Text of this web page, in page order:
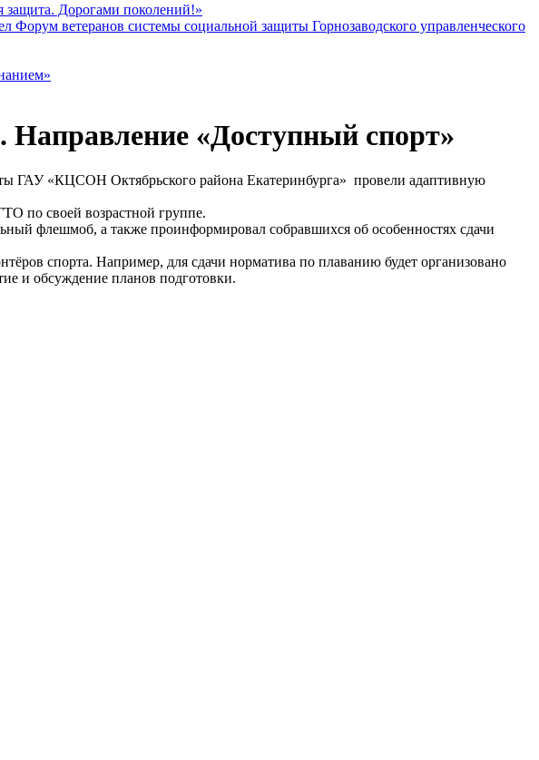
защита. Дорогами поколений!»
Форум ветеранов системы социальной защиты Горнозаводского управленческого
Направление «Доступный спорт»
ГАУ «КЦСОН Октябрьского района Екатеринбурга» провели адаптивную
по своей возрастной группе.
флешмоб, а также проинформировал собравшихся об особенностях сдачи
спорта. Например, для сдачи норматива по плаванию будет организовано
и обсуждение планов подготовки.